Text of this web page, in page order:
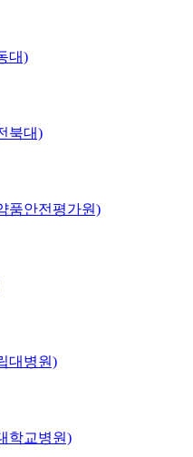
대)
북대)
품안전평가원)
대병원)
학교병원)